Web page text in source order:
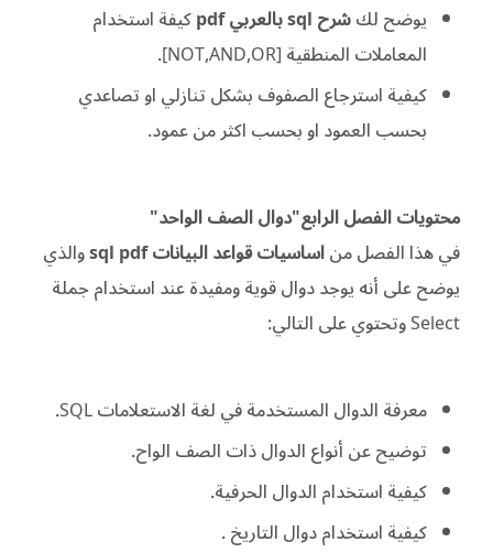
يوضح لكشرح sql بالعربي pdf
كيفة استخدام
المعاملات المنطقية [NOT,AND,OR].
كيفية استرجاع الصفوف بشكل تنازلي او تصاعدي
بحسب العمود او بحسب اكثر من عمود.
محتويات الفصل الرابع"دوال الصف الواحد"
في هذا الفصل مناساسيات قواعد البيانات sql pdf
والذي
يوضح على أنه يوجد دوال قوية ومفيدة عند استخدام جملة
Select وتحتوي على التالي:
معرفة الدوال المستخدمة في لغة الاستعلامات SQL.
توضيح عن أنواع الدوال ذات الصف الواح.
كيفية استخدام الدوال الحرفية.
كيفية استخدام دوال التاريخ .